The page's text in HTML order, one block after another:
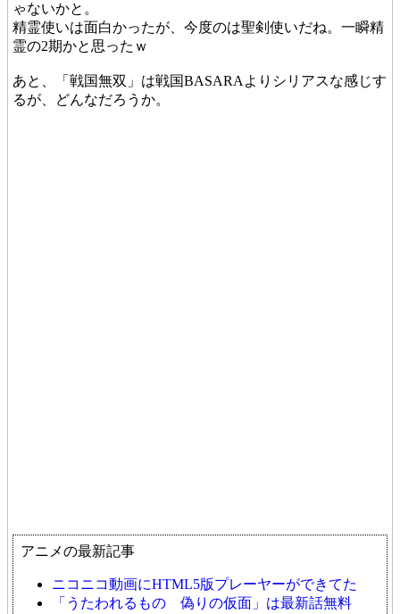
ゃないかと。
精霊使いは面白かったが、今度のは聖剣使いだね。一瞬精
霊の2期かと思ったｗ
あと、「戦国無双」は戦国BASARAよりシリアスな感じす
るが、どんなだろうか。
アニメの最新記事
ニコニコ動画にHTML5版プレーヤーができてた
「うたわれるもの 偽りの仮面」は最新話無料